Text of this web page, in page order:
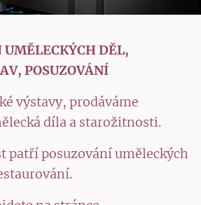
UMĚLECKÝCH DĚL,
POSUZOVÁNÍ
výstavy, prodáváme
díla a starožitnosti.
patří posuzování uměleckých